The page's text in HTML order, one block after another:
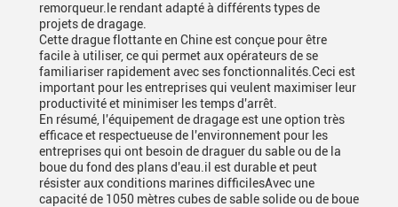
remorqueur.le rendant adapté à différents types de
projets de dragage.
Cette drague flottante en Chine est conçue pour être
facile à utiliser, ce qui permet aux opérateurs de se
familiariser rapidement avec ses fonctionnalités.Ceci est
important pour les entreprises qui veulent maximiser leur
productivité et minimiser les temps d'arrêt.
En résumé, l'équipement de dragage est une option très
efficace et respectueuse de l'environnement pour les
entreprises qui ont besoin de draguer du sable ou de la
boue du fond des plans d'eau.il est durable et peut
résister aux conditions marines difficilesAvec une
capacité de 1050 mètres cubes de sable solide ou de boue